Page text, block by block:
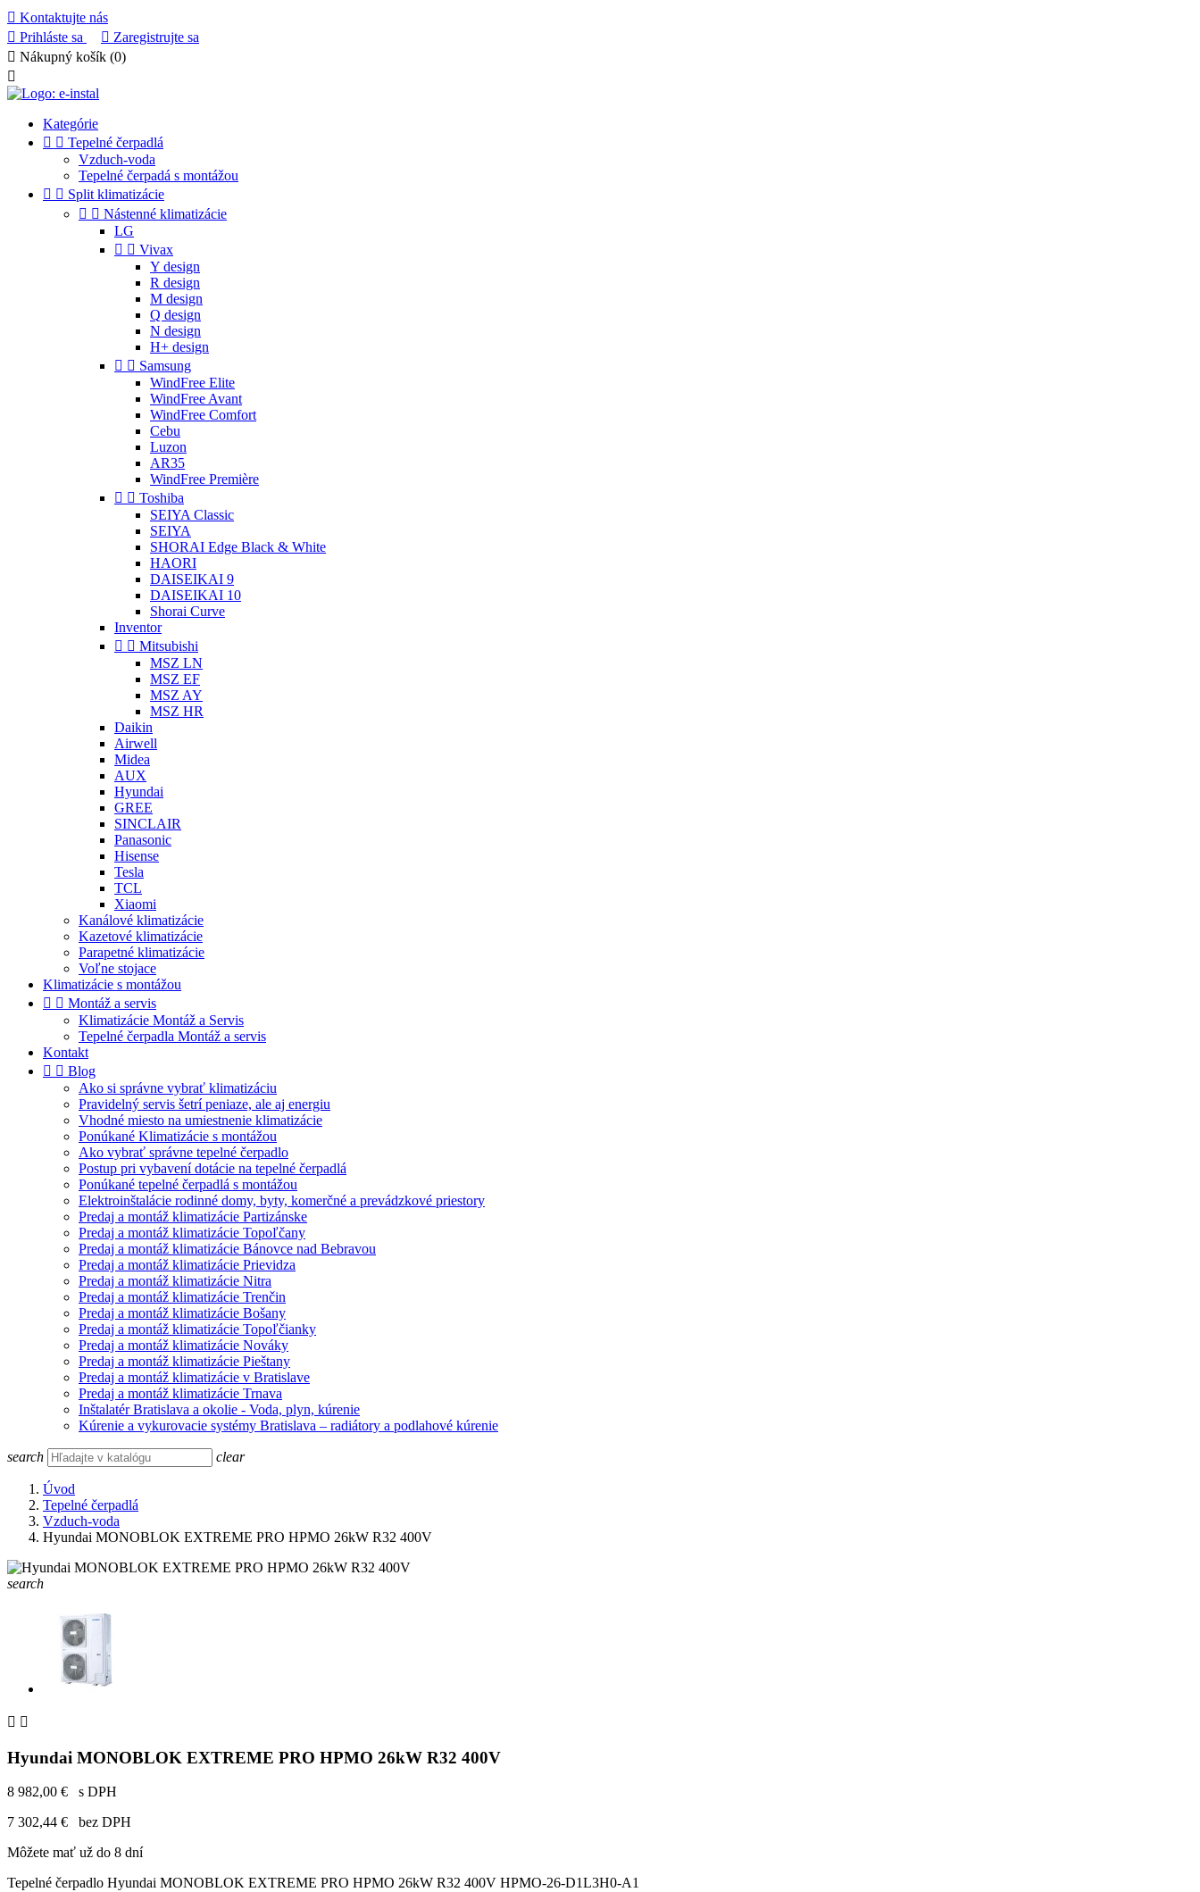
 Kontaktujte nás
 Prihláste sa  Zaregistrujte sa
 Nákupný košík (0)

Kategórie
  Tepelné čerpadlá
Vzduch-voda
Tepelné čerpadá s montážou
  Split klimatizácie
  Nástenné klimatizácie
LG
  Vivax
Y design
R design
M design
Q design
N design
H+ design
  Samsung
WindFree Elite
WindFree Avant
WindFree Comfort
Cebu
Luzon
AR35
WindFree Première
  Toshiba
SEIYA Classic
SEIYA
SHORAI Edge Black & White
HAORI
DAISEIKAI 9
DAISEIKAI 10
Shorai Curve
Inventor
  Mitsubishi
MSZ LN
MSZ EF
MSZ AY
MSZ HR
Daikin
Airwell
Midea
AUX
Hyundai
GREE
SINCLAIR
Panasonic
Hisense
Tesla
TCL
Xiaomi
Kanálové klimatizácie
Kazetové klimatizácie
Parapetné klimatizácie
Voľne stojace
Klimatizácie s montážou
  Montáž a servis
Klimatizácie Montáž a Servis
Tepelné čerpadla Montáž a servis
Kontakt
  Blog
Ako si správne vybrať klimatizáciu
Pravidelný servis šetrí peniaze, ale aj energiu
Vhodné miesto na umiestnenie klimatizácie
Ponúkané Klimatizácie s montážou
Ako vybrať správne tepelné čerpadlo
Postup pri vybavení dotácie na tepelné čerpadlá
Ponúkané tepelné čerpadlá s montážou
Elektroinštalácie rodinné domy, byty, komerčné a prevádzkové priestory
Predaj a montáž klimatizácie Partizánske
Predaj a montáž klimatizácie Topoľčany
Predaj a montáž klimatizácie Bánovce nad Bebravou
Predaj a montáž klimatizácie Prievidza
Predaj a montáž klimatizácie Nitra
Predaj a montáž klimatizácie Trenčin
Predaj a montáž klimatizácie Bošany
Predaj a montáž klimatizácie Topoľčianky
Predaj a montáž klimatizácie Nováky
Predaj a montáž klimatizácie Pieštany
Predaj a montáž klimatizácie v Bratislave
Predaj a montáž klimatizácie Trnava
Inštalatér Bratislava a okolie - Voda, plyn, kúrenie
Kúrenie a vykurovacie systémy Bratislava – radiátory a podlahové kúrenie
search clear
Úvod
Tepelné čerpadlá
Vzduch-voda
Hyundai MONOBLOK EXTREME PRO HPMO 26kW R32 400V
search
 
Hyundai MONOBLOK EXTREME PRO HPMO 26kW R32 400V
8 982,00 €
s DPH
7 302,44 €
bez DPH
Môžete mať už do 8 dní
Tepelné čerpadlo Hyundai MONOBLOK EXTREME PRO HPMO 26kW R32 400V HPMO-26-D1L3H0-A1